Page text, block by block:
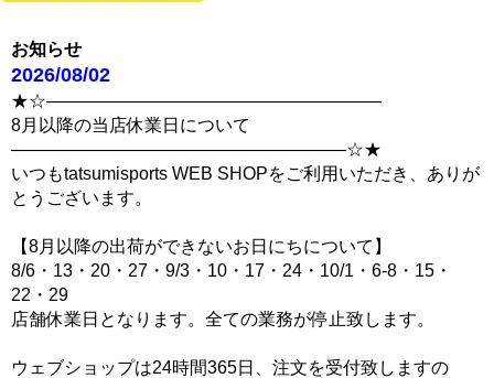
お知らせ
2026/08/02
★☆―――――――――――――――――――
8月以降の当店休業日について
―――――――――――――――――――☆★
いつもtatsumisports WEB SHOPをご利用いただき、ありが
とうございます。
【8月以降の出荷ができないお日にちについて】
8/6・13・20・27・9/3・10・17・24・10/1・6-8・15・
22・29
店舗休業日となります。全ての業務が停止致します。
ウェブショップは24時間365日、注文を受付致しますの